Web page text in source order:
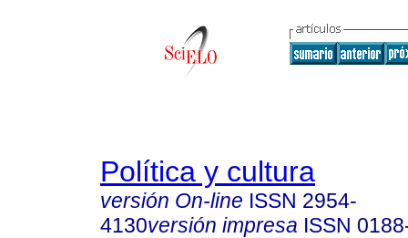
Política y cultura
versión On-line ISSN 2954-
4130versión impresa ISSN